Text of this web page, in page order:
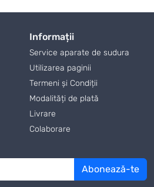
Informații
Service aparate de sudura
Utilizarea paginii
Termeni și Condiții
Modalități de plată
Livrare
Colaborare
Abonează-te